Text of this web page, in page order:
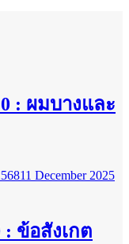
: ผมบางและ
11 December 2025
ข้อสังเกต